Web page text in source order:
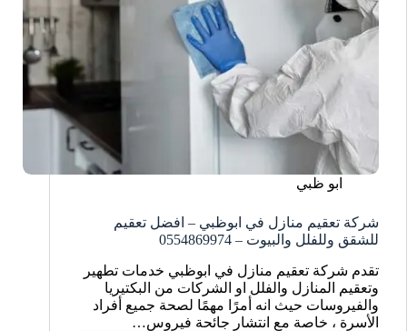
ابو ظبي
شركة تعقيم منازل في ابوظبي – افضل تعقيم
للشقق وللفلل والبيوت – 0554869974
تقدم شركة تعقيم منازل في ابوظبي خدمات تطهير
وتعقيم المنازل والفلل او الشركات من البكتيريا
والفيروسات حيث انه أمرًا مهمًا لصحة جميع أفراد
الأسرة ، خاصة مع انتشار جائحة فيروس…